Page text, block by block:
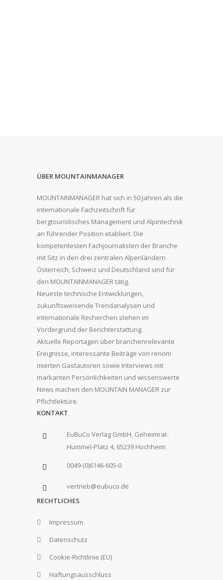
ÜBER MOUNTAINMANAGER
MOUNTAINMANAGER hat sich in 50 Jahren als die
internationale Fachzeitschrift für
bergtouristisches Management und Alpintechnik
an führender Position etabliert. Die
kompetentesten Fachjournalisten der Branche
mit Sitz in den drei zentralen Alpenländern
Österreich, Schweiz und Deutschland sind für
den MOUNTAINMANAGER tätig.
Neueste technische Entwicklungen,
zukunftsweisende Trendanalysen und
internationale Recherchen stehen im
Vordergrund der Berichterstattung.
Aktuelle Reportagen über branchenrelevante
Ereignisse, interessante Beiträge von renom
mierten Gastautoren sowie Interviews mit
markanten Persönlichkeiten und wissenswerte
News machen den MOUNTAIN MANAGER zur
Pflichtlektüre.
KONTAKT
EuBuCo Verlag GmbH, Geheimrat-
Hummel-Platz 4, 65239 Hochheim
0049-(0)6146-605-0
vertrieb@eubuco.de
RECHTLICHES
Impressum
Datenschutz
Cookie-Richtlinie (EU)
Haftungsausschluss